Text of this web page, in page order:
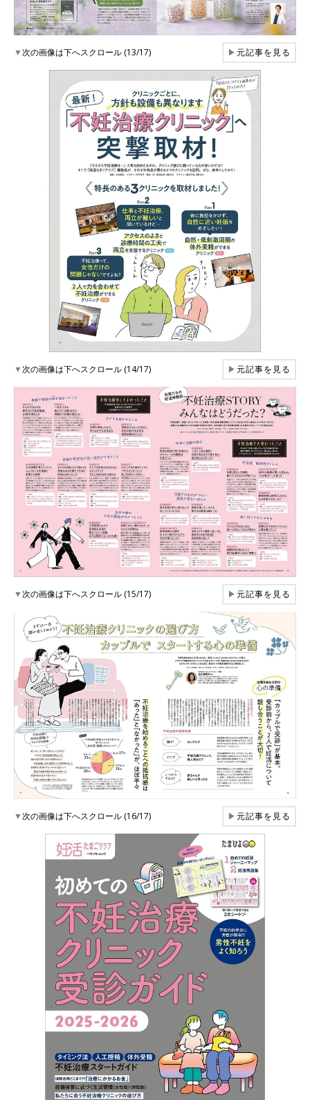
▼次の画像は下へスクロール (13/17) ▶元記事を見る
▼次の画像は下へスクロール (14/17) ▶元記事を見る
▼次の画像は下へスクロール (15/17) ▶元記事を見る
▼次の画像は下へスクロール (16/17) ▶元記事を見る